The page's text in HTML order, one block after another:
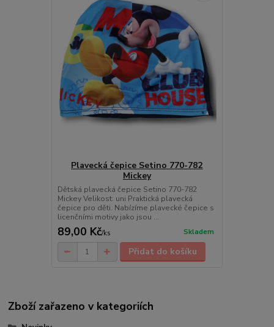
Plavecká čepice Setino 770-782
Mickey
Dětská plavecká čepice Setino 770-782
Mickey Velikost: uni Praktická plavecká
čepice pro děti. Nabízíme plavecké čepice s
licenčními motivy jako jsou ...
89,00 Kč/ks Skladem
Přidat do košíku
Zboží zařazeno v kategoriích